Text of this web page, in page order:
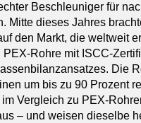
Beschleuniger für
Mitte dieses Jahres
den Markt, die weltweit
PEX-Rohre mit ISCC-
Die
um bis zu 90 Prozent
Vergleich zu PEX-
– und weisen dieselbe